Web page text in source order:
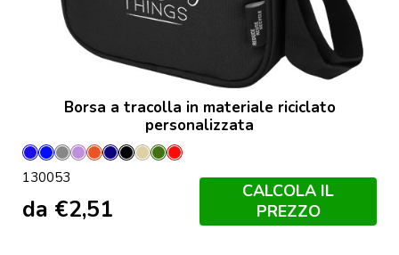
Borsa a tracolla in materiale riciclato
personalizzata
Blu
Hale
Blu
Royal
Grigio
LillaMattone
NavyNeroOatmeal
OlivaRosso
130053
da €2,51
CALCOLA IL
PREZZO